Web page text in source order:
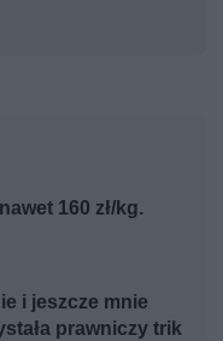
160 zł/kg.
i jeszcze mnie
prawniczy trik